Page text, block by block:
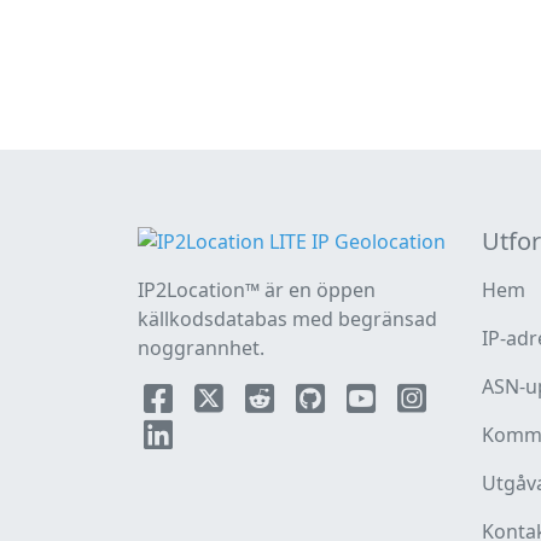
IP2Location™ är en öppen
källkodsdatabas med begränsad
noggrannhet.
Hem
IP-
ASN-